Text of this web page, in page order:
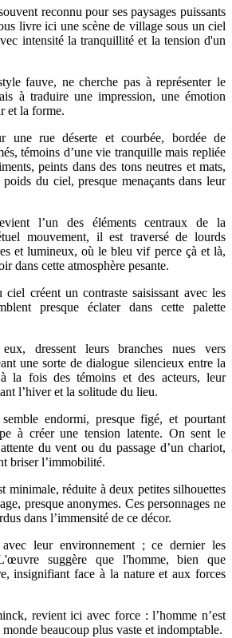
reconnu pour ses paysages puissants
livre ici une scène de village sous un ciel
intensité la tranquillité et la tension d'un
fauve, ne cherche pas à représenter le
à traduire une impression, une émotion
et la forme.
une rue déserte et courbée, bordée de
témoins d’une vie tranquille mais repliée
peints dans des tons neutres et mats,
poids du ciel, presque menaçants dans leur
l’un des éléments centraux de la
mouvement, il est traversé de lourds
et lumineux, où le bleu vif perce çà et là,
dans cette atmosphère pesante.
créent un contraste saisissant avec les
presque éclater dans cette palette
dressent leurs branches nues vers
une sorte de dialogue silencieux entre la
la fois des témoins et des acteurs, leur
l’hiver et la solitude du lieu.
endormi, presque figé, et pourtant
à créer une tension latente. On sent le
du vent ou du passage d’un chariot,
briser l’immobilité.
minimale, réduite à deux petites silhouettes
presque anonymes. Ces personnages ne
dans l’immensité de ce décor.
avec leur environnement ; ce dernier les
suggère que l'homme, bien que
insignifiant face à la nature et aux forces
revient ici avec force : l’homme n’est
beaucoup plus vaste et indomptable.